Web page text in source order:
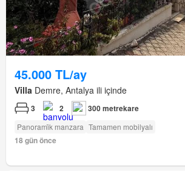
45.000 TL/ay
Villa Demre, Antalya ili içinde
3 2 300 metrekare
Panorami̇k manzara Tamamen mobilyalı
18 gün önce